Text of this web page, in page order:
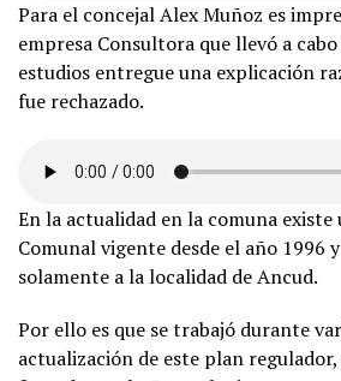
Para el concejal Alex Muñoz es
empresa Consultora que llevó a
estudios entregue una explicación
fue rechazado.
En la actualidad en la comuna
Comunal vigente desde el año 1996
solamente a la localidad de Ancud.
Por ello es que se trabajó durante
actualización de este plan regulador,